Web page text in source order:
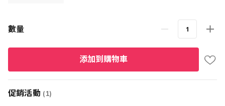
數量
添加到購物車
促銷活動 (1)